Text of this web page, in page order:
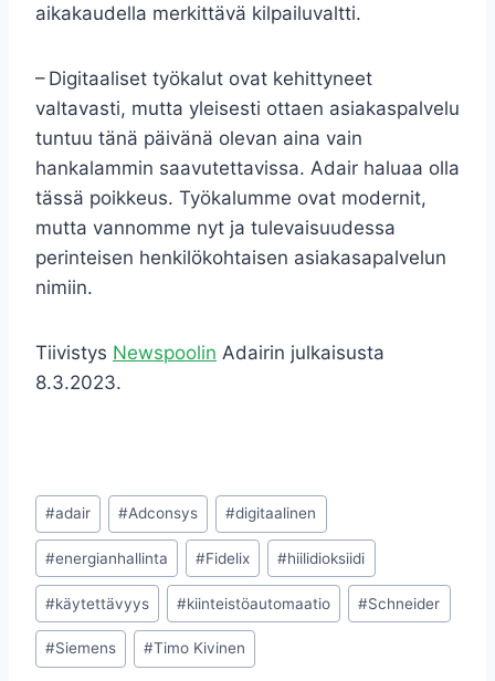
aikakaudella merkittävä kilpailuvaltti.
– Digitaaliset työkalut ovat kehittyneet
valtavasti, mutta yleisesti ottaen asiakaspalvelu
tuntuu tänä päivänä olevan aina vain
hankalammin saavutettavissa. Adair haluaa olla
tässä poikkeus. Työkalumme ovat modernit,
mutta vannomme nyt ja tulevaisuudessa
perinteisen henkilökohtaisen asiakasapalvelun
nimiin.
Tiivistys Newspoolin Adairin julkaisusta
8.3.2023.
Avainsanat:
#adair #Adconsys #digitaalinen
#energianhallinta #Fidelix #hiilidioksiidi
#käytettävyys #kiinteistöautomaatio #Schneider
#Siemens #Timo Kivinen